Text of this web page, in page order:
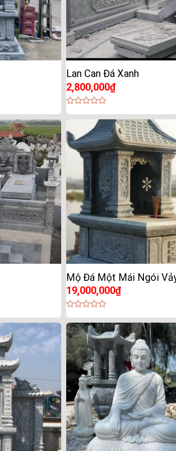
Lan Can Đá Xanh
2,800,000₫
0
5
Mộ Đá Một Mái Ngói
19,000,000₫
0
out
of
5